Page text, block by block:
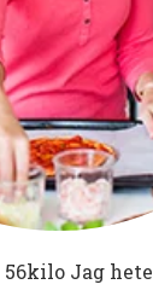
56kiloJag